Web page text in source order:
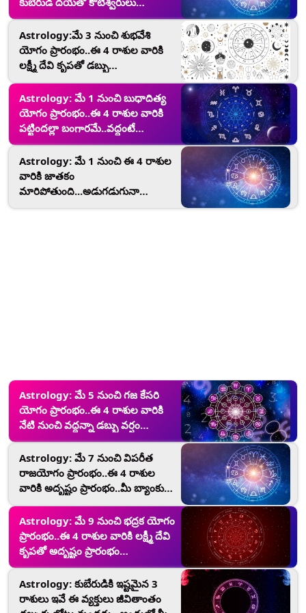
అవకుండా ఎవరూ ఆపలేరు..
Astrology:మే 3 నుంచి శుభవేశి
యోగం ప్రారంభం..ఈ 4 రాశుల వారికి
లక్ష్మీ దేవి కృపతో డబ్బు
లభిస్తుంది..ఆస్తులు అమాంతం
పెరుగుతాయి..
Astrology: మే 1 నుంచి బుధాదిత్య
యోగం ప్రారంభం..ఈ 4 రాశుల వారికి
పట్టిందల్లా బంగారమే..వద్దంటే
డబ్బు..కోటీశ్వరులు అవుతారు..
Astrology: మే 1 నుంచి ఈ 4 రాశుల
వారికి జాతకం
మారిపోతుంది...అడుగడుగునా
Astrology: మే 5 నుంచి గజ కేసరి
యోగం ప్రారంభం..ఈ 4 రాశుల వారికి
నేటి నుంచి వద్దన్నా డబ్బు వర్షం
కురుస్తుంది..
Astrology: మే 7 నుంచి విపరీత
రాజయోగం ప్రారంభం..ఈ 4 రాశుల
వారికి అదృష్టం ప్రారంభం..మీ బ్యాంకు
బ్యాలెన్స్ అమాంతం పెరుగుతుంది...
Astrology: మే 9 నుంచి భద్రక యోగం
ప్రారంభం..ఈ 4 రాశుల వారికి లక్ష్మీ దేవి
కృపతో అదృష్టం ప్రారంభం
అవుతుంది..డబ్బు అయాస్కాంతంలా
వచ్చి పడుతుంది..
Astrology: కుబేరుడికి ఇష్టమైన 3
రాశులు ఇవే ఈ వ్యక్తులు జీవితాంతం